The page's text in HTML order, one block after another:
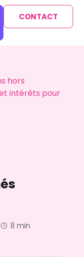
CONTACT
hors
intérêts pour
8 min